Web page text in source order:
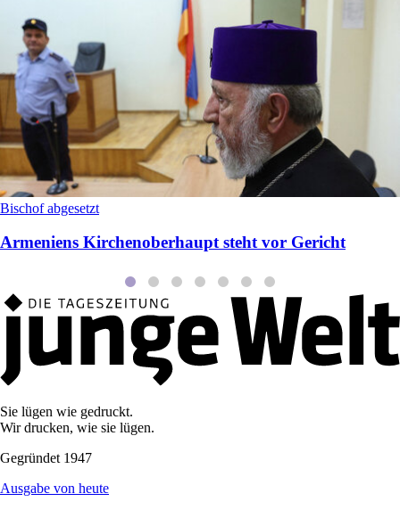
Bischof abgesetzt
Armeniens Kirchenoberhaupt steht vor Gericht
Sie lügen wie gedruckt.
Wir drucken, wie sie lügen.
Gegründet 1947
Ausgabe von heute